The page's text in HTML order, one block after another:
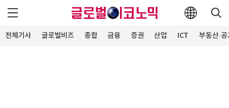
전체기사 글로벌비즈 종합 금융 증권 산업 ICT 부동산·